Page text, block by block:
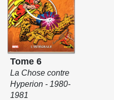
Tome 6
La Chose contre
Hyperion - 1980-
1981